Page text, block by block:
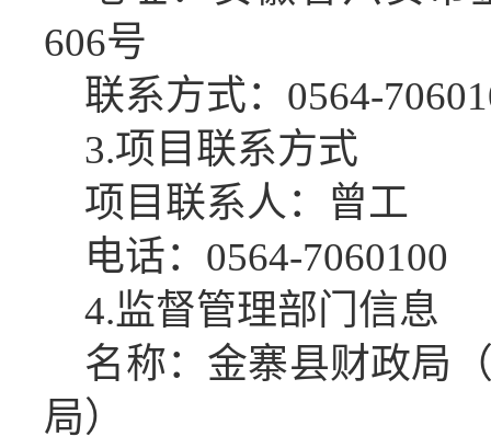
606号
联系方式： 0564-
3.项目联系方式
项目联系人： 曾工
电话： 0564-7060100
4.监督管理部门信息
名称：金寨县财政局
局）